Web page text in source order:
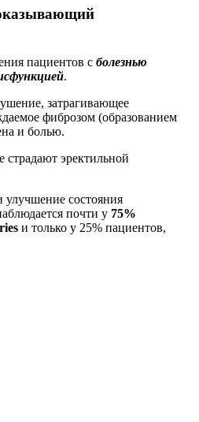
пациентов с болезнью
.
затрагивающее
фиброзом (образованием
и болью.
страдают эректильной
состояния
почти у 75%
и только у 25% пациентов,